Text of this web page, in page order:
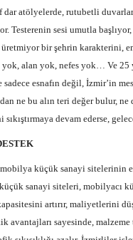
atölyelerde, rutubetli duvarlar
Testerenin sesi umutla
bir şehrin karakterini,
alan yok, nefes yok… Ve 25
sadece esnafın değil, İzmir’in
ne bu alın teri değer bulur,
sıkıştırmaya devam ederse,
küçük sanayi sitelerinin
sanayi siteleri, mobilyacı
artırır, maliyetlerini
avantajları sayesinde, malzeme